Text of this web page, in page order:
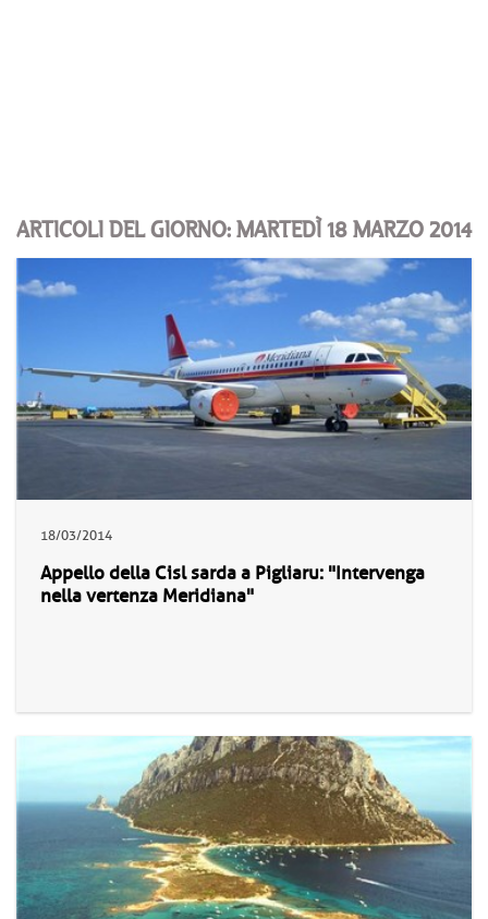
ARTICOLI DEL GIORNO: MARTEDÌ 18 MARZO 2014
18/03/2014
Appello della Cisl sarda a Pigliaru: "Intervenga
nella vertenza Meridiana"